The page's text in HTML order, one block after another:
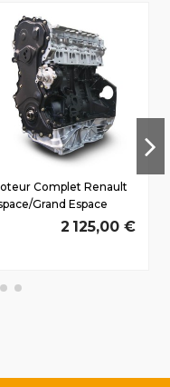
Complet Renault
Grand Espace
Dès 2002 2.0 D dCi
2 125,00 €